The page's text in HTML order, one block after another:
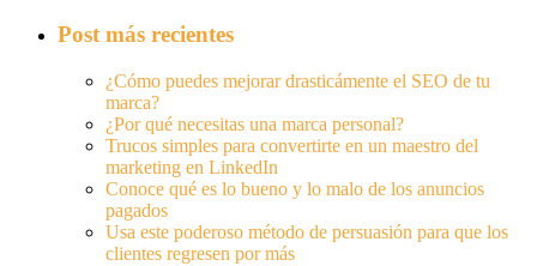
Post más recientes
¿Cómo puedes mejorar drasticámente el SEO de tu
marca?
¿Por qué necesitas una marca personal?
Trucos simples para convertirte en un maestro del
marketing en LinkedIn
Conoce qué es lo bueno y lo malo de los anuncios
pagados
Usa este poderoso método de persuasión para que los
clientes regresen por más